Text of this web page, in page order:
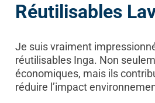
Réutilisables
Je suis vraiment
réutilisables Inga. Non
économiques, mais ils
réduire l’impact